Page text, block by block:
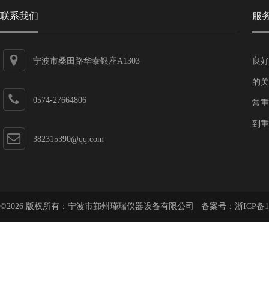
联系我们
宁波市桑田路华泰银座A1303
0574-27664806
382315390@qq.com
服
良
的
常
到
©2026 版权所有：宁波市鄞州瑾瑞仪器设备有限公司 备案号： 浙ICP备